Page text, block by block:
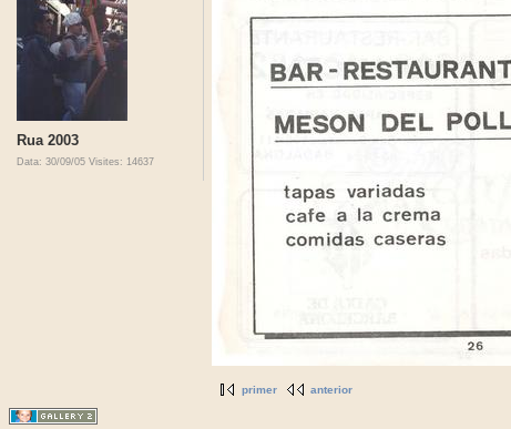
Rua 2003
Data: 30/09/05 Visites: 14637
primer anterior